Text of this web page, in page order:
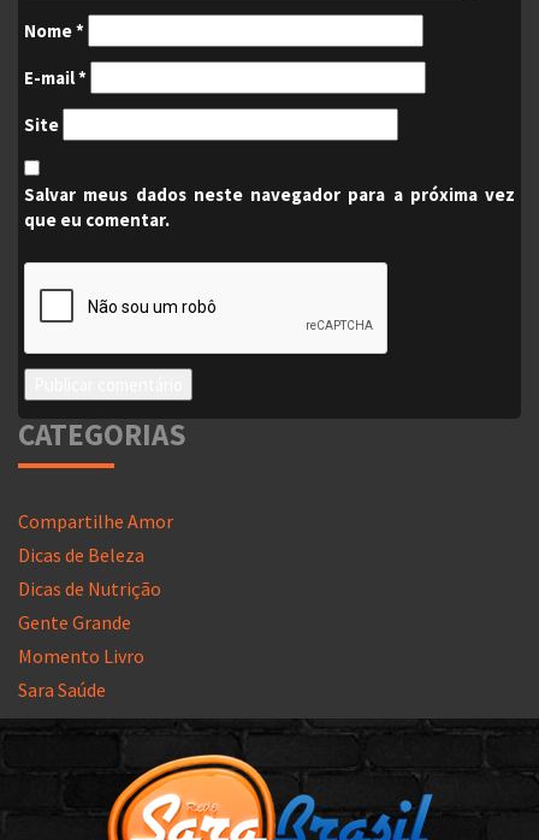
Nome*
E-mail*
Site
Salvar meus dados neste navegador para a próxima vez
que eu comentar.
CATEGORIAS
Compartilhe Amor
Dicas de Beleza
Dicas de Nutrição
Gente Grande
Momento Livro
Sara Saúde